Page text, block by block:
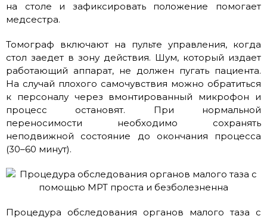
на столе и зафиксировать положение помогает
медсестра.
Томограф включают на пульте управления, когда
стол заедет в зону действия. Шум, который издает
работающий аппарат, не должен пугать пациента.
На случай плохого самочувствия можно обратиться
к персоналу через вмонтированный микрофон и
процесс остановят. При нормальной
переносимости необходимо сохранять
неподвижной состояние до окончания процесса
(30–60 минут).
Процедура обследования органов малого таза с